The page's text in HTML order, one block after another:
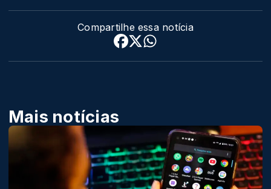
Compartilhe essa notícia
Mais notícias